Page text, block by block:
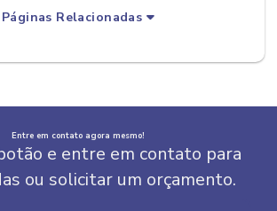
Páginas Relacionadas
Entre em contato agora mesmo!
e entre em contato para
ou solicitar um orçamento.